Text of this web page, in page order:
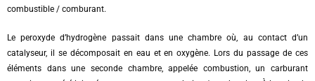
combustible / comburant.
Le peroxyde d’hydrogène passait dans une chambre où, au contact d’un
catalyseur, il se décomposait en eau et en oxygène. Lors du passage de ces
éléments dans une seconde chambre, appelée combustion, un carburant